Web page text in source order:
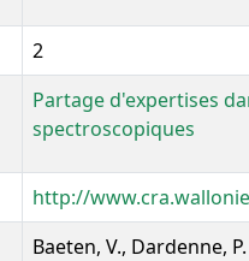
2
Partage d'expertises
spectroscopiques
http://
Baeten, V., Dardenne, P.